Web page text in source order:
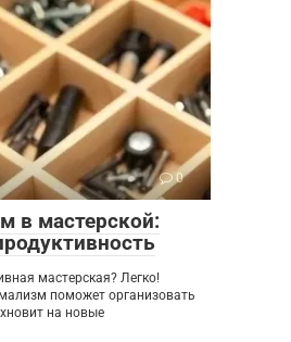
0
в мастерской:
мастерская? Легко!
поможет организовать
на новые